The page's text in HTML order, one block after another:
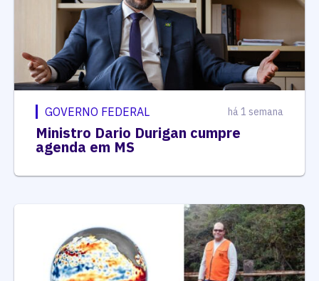
GOVERNO FEDERAL há 1 semana
Ministro Dario Durigan cumpre
agenda em MS